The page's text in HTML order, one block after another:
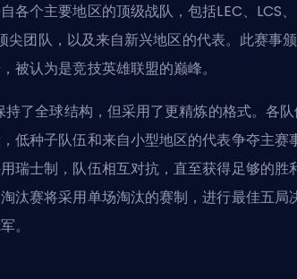
各个主要地区的顶级战队，包括LEC、 LCS、
尖团队，以及来自新兴地区的代表。此赛事
被认为是竞技英雄联盟的巅峰。
了全球结构，但采用了更精炼的格式。各
低种子队伍和来自小型地区的代表争夺主赛
瑞士制，队伍相互对抗，直至获得足够的胜
汰赛将采用单场淘汰的赛制，进行最佳五局
。